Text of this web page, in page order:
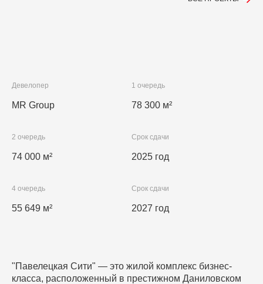
MR Group
Девелопер
78 300 м²
1 очередь
74 000 м²
2 очередь
2025 год
Срок сдачи
55 649 м²
4 очередь
2027 год
Срок сдачи
"Павелецкая Сити" — это жилой комплекс бизнес-
класса, расположенный в престижном Даниловском